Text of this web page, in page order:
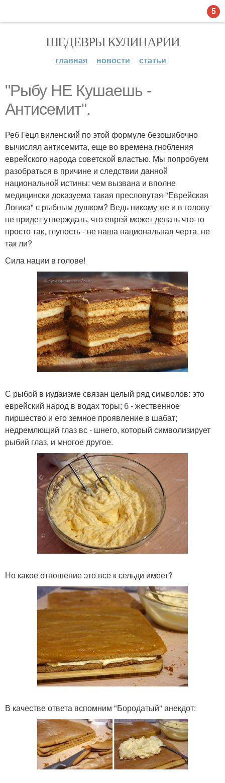
ШЕДЕВРЫ КУЛИНАРИИ
главная новости статьи
"Рыбу НЕ Кушаешь -
Антисемит".
Реб Гецл виленский по этой формуле безошибочно
вычислял антисемита, еще во времена гнобления
еврейского народа советской властью. Мы попробуем
разобраться в причине и следствии данной
национальной истины: чем вызвана и вполне
медицински доказуема такая пресловутая "Еврейская
Логика" с рыбным душком? Ведь никому же и в голову
не придет утверждать, что еврей может делать что-то
просто так, глупость - не наша национальная черта, не
так ли?
Сила нации в голове!
С рыбой в иудаизме связан целый ряд символов: это
еврейский народ в водах торы; б - жественное
пиршество и его земное проявление в шабат;
недремлющий глаз вс - шнего, который символизирует
рыбий глаз, и многое другое.
Но какое отношение это все к сельди имеет?
В качестве ответа вспомним "Бородатый" анекдот:
5